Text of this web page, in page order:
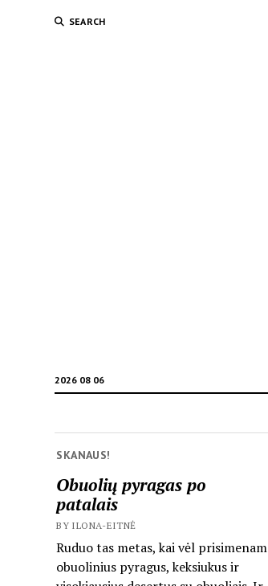
SEARCH
2026 08 06
SKANAUS!
Obuolių pyragas po
patalais
BY ILONA-EITNĖ
Ruduo tas metas, kai vėl prisimenam
obuolinius pyragus, keksiukus ir